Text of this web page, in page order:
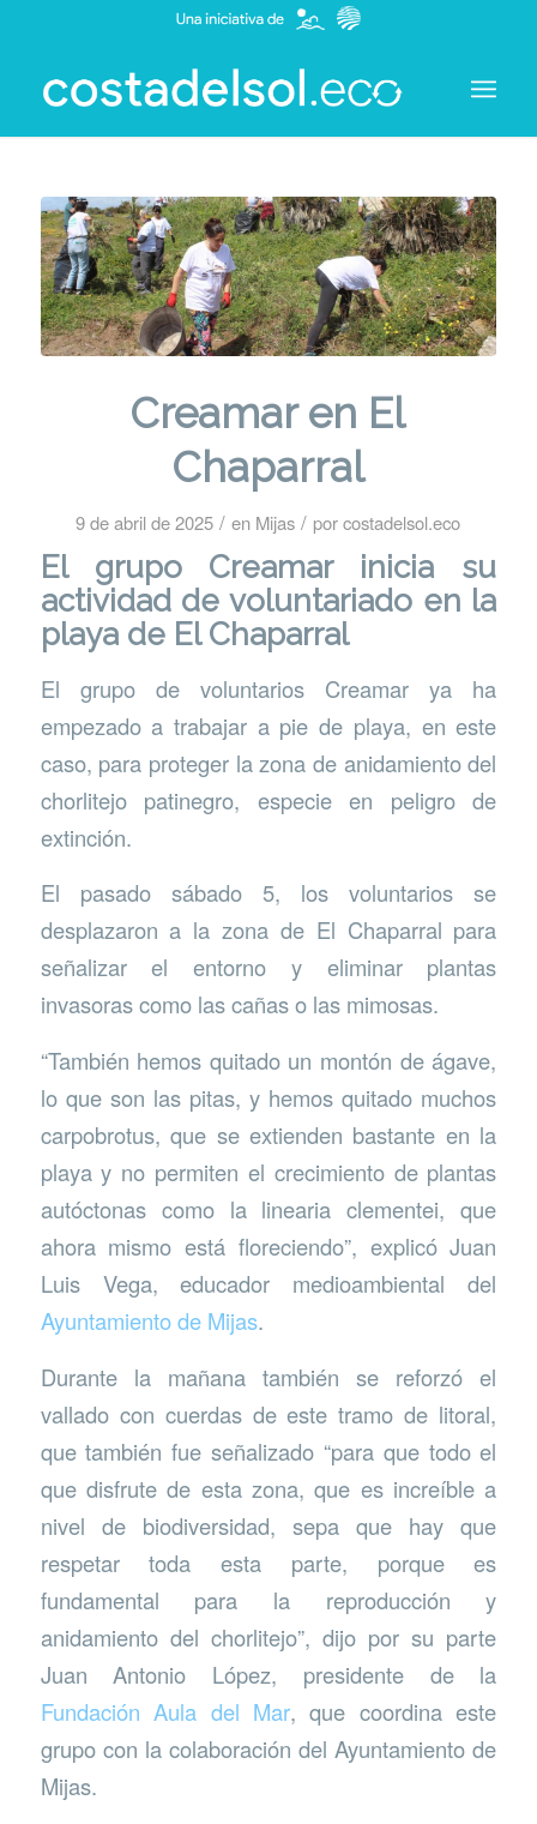
Creamar en El
Chaparral
9 de abril de 2025 / en Mijas / porcostadelsol.eco
El grupo Creamar inicia su
actividad de voluntariado en la
playa de El Chaparral
El grupo de voluntarios Creamar ya ha
empezado a trabajar a pie de playa, en este
caso, para proteger la zona de anidamiento del
chorlitejo patinegro, especie en peligro de
extinción.
El pasado sábado 5, los voluntarios se
desplazaron a la zona de El Chaparral para
señalizar el entorno y eliminar plantas
invasoras como las cañas o las mimosas.
“También hemos quitado un montón de ágave,
lo que son las pitas, y hemos quitado muchos
carpobrotus, que se extienden bastante en la
playa y no permiten el crecimiento de plantas
autóctonas como la linearia clementei, que
ahora mismo está floreciendo”, explicó Juan
Luis Vega, educador medioambiental del
Ayuntamiento de Mijas.
Durante la mañana también se reforzó el
vallado con cuerdas de este tramo de litoral,
que también fue señalizado “para que todo el
que disfrute de esta zona, que es increíble a
nivel de biodiversidad, sepa que hay que
respetar toda esta parte, porque es
fundamental para la reproducción y
anidamiento del chorlitejo”, dijo por su parte
Juan Antonio López, presidente de la
Fundación Aula del Mar, que coordina este
grupo con la colaboración del Ayuntamiento de
Mijas.